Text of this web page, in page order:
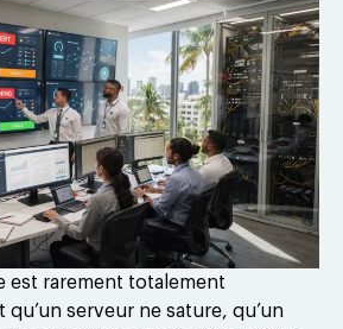
est rarement totalement
serveur ne sature, qu’un